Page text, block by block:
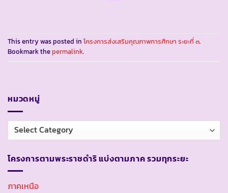
This entry was posted in โครงการส่งเสริมคุณภาพการศึกษา ระยะที่ ๓.
Bookmark thepermalink.
หมวดหมู่
หมวด
หมู่
โครงการตามพระราชดำริ แบ่งตามภาค รวมทุกระยะ
ภาคเหนือ